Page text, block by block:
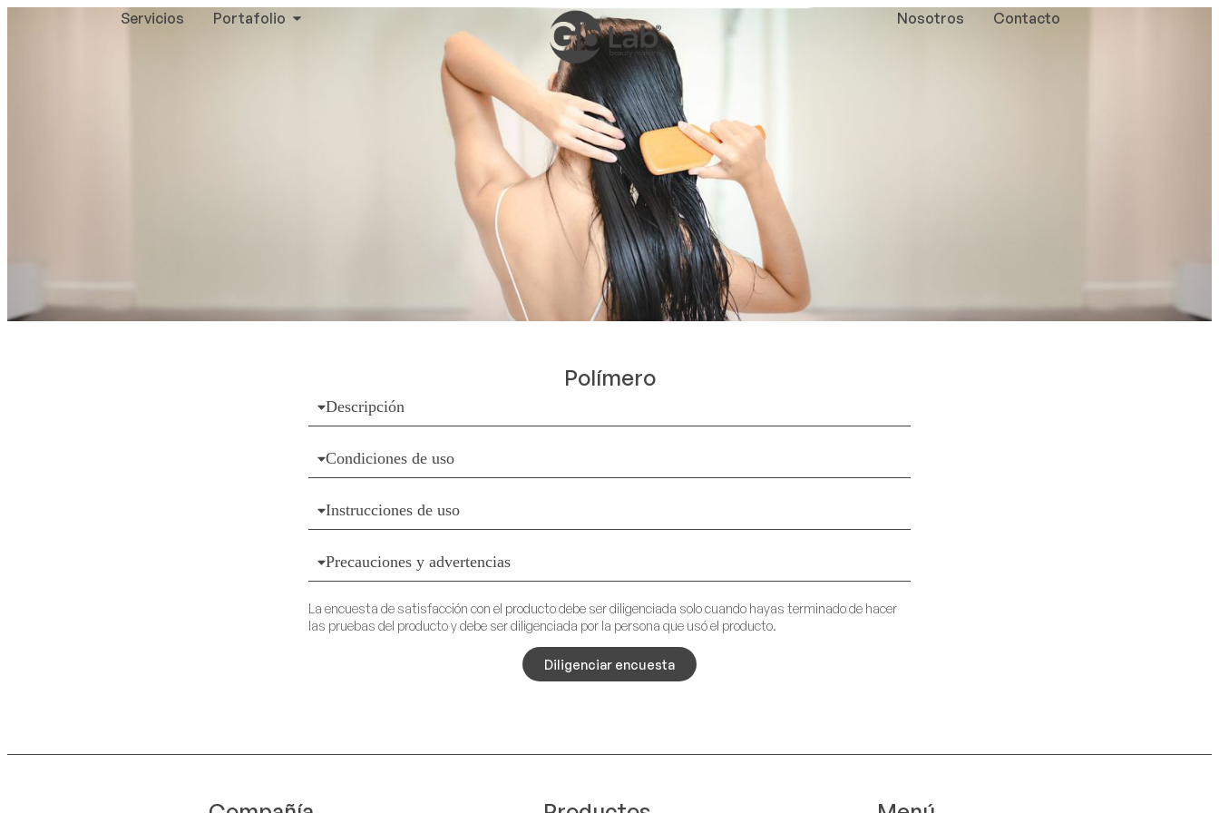
Servicios Portafolio Nosotros Contacto
Polímero
Descripción
Condiciones de uso
Instrucciones de uso
Precauciones y advertencias
La encuesta de satisfacción con el producto debe ser diligenciada solo cuando hayas terminado de hacer
las pruebas del producto y debe ser diligenciada por la persona que usó el producto.
Diligenciar encuesta